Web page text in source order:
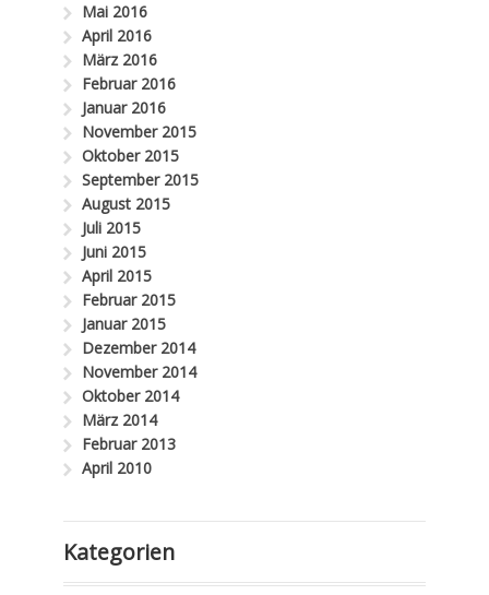
Mai 2016
April 2016
März 2016
Februar 2016
Januar 2016
November 2015
Oktober 2015
September 2015
August 2015
Juli 2015
Juni 2015
April 2015
Februar 2015
Januar 2015
Dezember 2014
November 2014
Oktober 2014
März 2014
Februar 2013
April 2010
Kategorien